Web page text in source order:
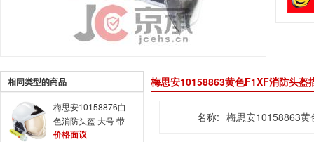
相同类型的商品
梅思安10158876白
色消防头盔 大号 带
照明模组
价格面议
梅思安10158863黄色F1XF消防头盔
名称: 梅思安10158863